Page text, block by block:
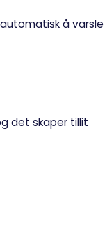
å varsle
det skaper tillit